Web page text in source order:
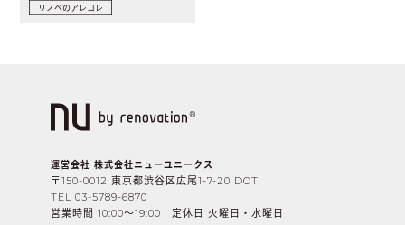
リノベのアレコレ
運営会社 株式会社ニューユニークス
〒150-0012 東京都渋谷区広尾1-7-20 DOT
TEL 03-5789-6870
営業時間 10:00〜19:00 定休日 火曜日・水曜日